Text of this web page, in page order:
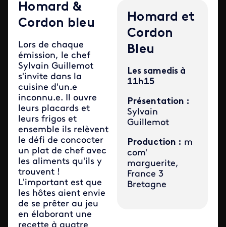
Homard &
Cordon bleu
​Lors de chaque
émission, le chef
Sylvain Guillemot
s'invite dans la
cuisine d'un.e
inconnu.e. Il ouvre
leurs placards et
leurs frigos et
ensemble ils relèvent
le défi de concocter
un plat de chef avec
les aliments qu'ils y
trouvent !
L'important est que
les hôtes aient envie
de se prêter au jeu
en élaborant une
Homard et
Cordon
Bleu
Les samedis à
11h15
Présentation :
Sylvain
Guillemot
Production : m
com'
marguerite,
France 3
Bretagne